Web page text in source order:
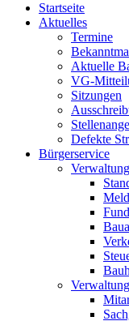
Startseite
Aktuelles
Termine
Aktuelle
VG-
Sitzungen
Defekte
Bürgerservice
Verwaltung